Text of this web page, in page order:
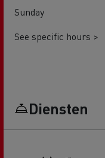
Sunday
See specific hours >
Diensten